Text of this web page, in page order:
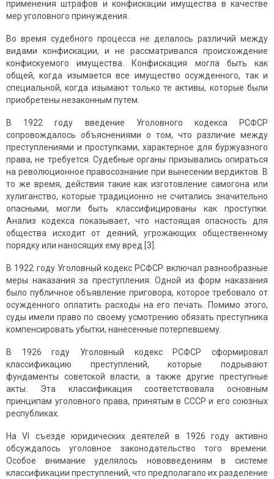
применения штрафов и конфискации имущества в качестве
мер уголовного принуждения.
Во время судебного процесса не делалось различий между
видами конфискации, и не рассматривался происхождение
конфискуемого имущества. Конфискация могла быть как
общей, когда изымается все имущество осужденного, так и
специальной, когда изымают только те активы, которые были
приобретены незаконным путем.
В 1922 году введение Уголовного кодекса РСФСР
сопровождалось объяснениями о том, что различие между
преступлениями и проступками, характерное для буржуазного
права, не требуется. Судебные органы призывались опираться
на революционное правосознание при вынесении вердиктов. В
то же время, действия такие как изготовление самогона или
хулиганство, которые традиционно не считались значительно
опасными, могли быть классифицированы как проступки.
Анализ кодекса показывает, что настоящая опасность для
общества исходит от деяний, угрожающих общественному
порядку или наносящих ему вред [3].
В 1922 году Уголовный кодекс РСФСР включал разнообразные
меры наказания за преступления. Одной из форм наказания
было публичное объявление приговора, которое требовало от
осужденного оплатить расходы на его печать. Помимо этого,
суды имели право по своему усмотрению обязать преступника
компенсировать убытки, нанесенные потерпевшему.
В 1926 году Уголовный кодекс РСФСР сформировал
классификацию преступлений, которые подрывают
фундаменты советской власти, а также другие преступные
акты. Эта классификация соответствовала основным
принципам уголовного права, принятым в СССР и его союзных
республиках.
На VI съезде юридических деятелей в 1926 году активно
обсуждалось уголовное законодательство того времени.
Особое внимание уделялось нововведениям в системе
классификации преступлений, что предполагало их разделение